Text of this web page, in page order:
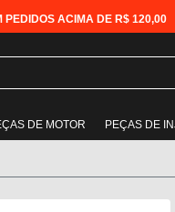
PEDIDOS ACIMA DE R$ 120,00
DE MOTOR PEÇAS DE